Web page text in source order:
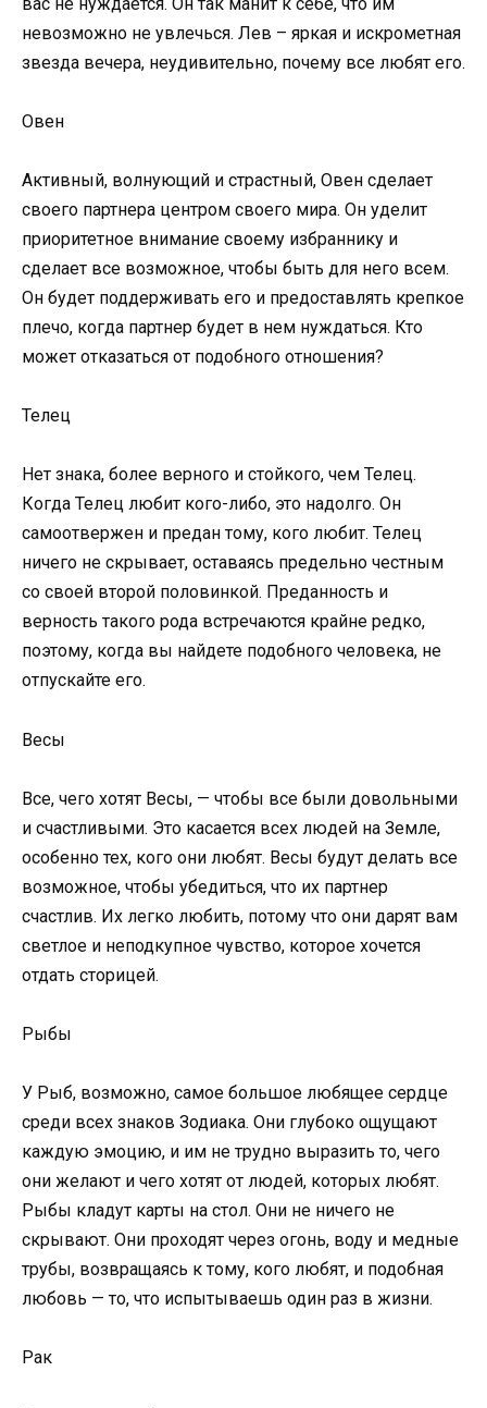
невозможно не увлечься. Лев – яркая и искрометная
звезда вечера, неудивительно, почему все любят его.
Овен
Активный, волнующий и страстный, Овен сделает
своего партнера центром своего мира. Он уделит
приоритетное внимание своему избраннику и
сделает все возможное, чтобы быть для него всем.
Он будет поддерживать его и предоставлять крепкое
плечо, когда партнер будет в нем нуждаться. Кто
может отказаться от подобного отношения?
Телец
Нет знака, более верного и стойкого, чем Телец.
Когда Телец любит кого-либо, это надолго. Он
самоотвержен и предан тому, кого любит. Телец
ничего не скрывает, оставаясь предельно честным
со своей второй половинкой. Преданность и
верность такого рода встречаются крайне редко,
поэтому, когда вы найдете подобного человека, не
отпускайте его.
Весы
Все, чего хотят Весы, — чтобы все были довольными
и счастливыми. Это касается всех людей на Земле,
особенно тех, кого они любят. Весы будут делать все
возможное, чтобы убедиться, что их партнер
счастлив. Их легко любить, потому что они дарят вам
светлое и неподкупное чувство, которое хочется
отдать сторицей.
Рыбы
У Рыб, возможно, самое большое любящее сердце
среди всех знаков Зодиака. Они глубоко ощущают
каждую эмоцию, и им не трудно выразить то, чего
они желают и чего хотят от людей, которых любят.
Рыбы кладут карты на стол. Они не ничего не
скрывают. Они проходят через огонь, воду и медные
трубы, возвращаясь к тому, кого любят, и подобная
любовь — то, что испытываешь один раз в жизни.
Рак